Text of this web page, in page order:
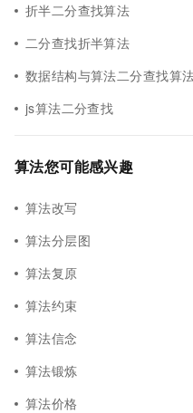
折半二分查找算法
二分查找折半算法
数据结构与算法二分查找算
js算法二分查找
算法您可能感兴趣
算法改写
算法分层图
算法复原
算法约束
算法信念
算法锻炼
算法价格